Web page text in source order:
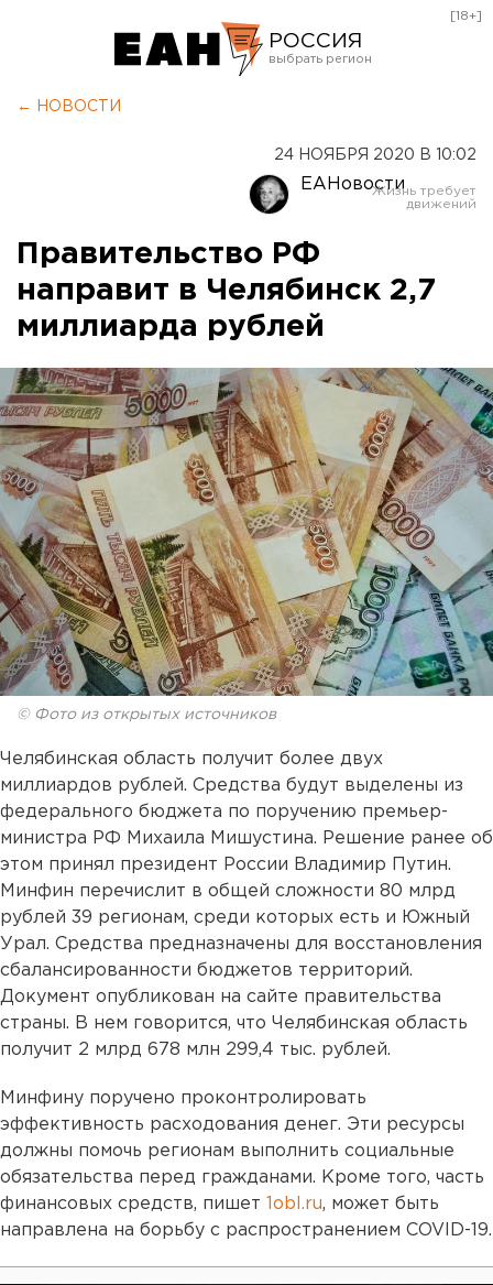
РОССИЯ
Оренбург
[18+]
← НОВОСТИ
24 НОЯБРЯ 2020 В 10:02
ЕАНовости
Правительство РФ
направит в Челябинск 2,7
миллиарда рублей
© Фото из открытых источников
Челябинская область получит более двух
миллиардов рублей. Средства будут выделены из
федерального бюджета по поручению премьер-
министра РФ Михаила Мишустина. Решение ранее об
этом принял президент России Владимир Путин.
Минфин перечислит в общей сложности 80 млрд
рублей 39 регионам, среди которых есть и Южный
Урал. Средства предназначены для восстановления
сбалансированности бюджетов территорий.
Документ опубликован на сайте правительства
страны. В нем говорится, что Челябинская область
получит 2 млрд 678 млн 299,4 тыс. рублей.
Минфину поручено проконтролировать
эффективность расходования денег. Эти ресурсы
должны помочь регионам выполнить социальные
обязательства перед гражданами. Кроме того, часть
финансовых средств, пишет
1obl.ru, может быть
направлена на борьбу с распространением COVID-19.